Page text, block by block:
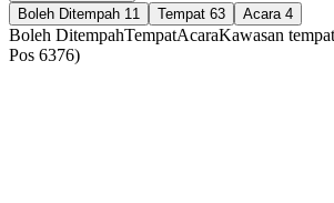
Boleh Ditempah 11 Tempat 63 Acara 4
Boleh DitempahTempatAcaraKawasan
Pos 6376)